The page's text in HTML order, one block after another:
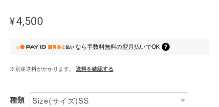
¥4,500
なら手数料無料の翌月払いでOK
※別途送料がかかります。 送料を確認する
種類